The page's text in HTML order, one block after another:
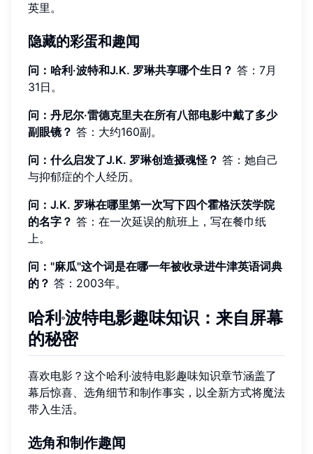
英里。
隐藏的彩蛋和趣闻
问：哈利·波特和J.K. 罗琳共享哪个生日？ 答：7月
31日。
问：丹尼尔·雷德克里夫在所有八部电影中戴了多少
副眼镜？ 答：大约160副。
问：什么启发了J.K. 罗琳创造摄魂怪？ 答：她自己
与抑郁症的个人经历。
问：J.K. 罗琳在哪里第一次写下四个霍格沃茨学院
的名字？ 答：在一次延误的航班上，写在餐巾纸
上。
问："麻瓜"这个词是在哪一年被收录进牛津英语词典
的？ 答：2003年。
哈利·波特电影趣味知识：来自屏幕
的秘密
喜欢电影？这个哈利·波特电影趣味知识章节涵盖了
幕后惊喜、选角细节和制作事实，以全新方式将魔法
带入生活。
选角和制作趣闻